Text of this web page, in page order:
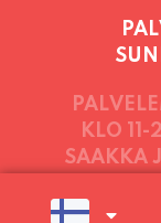
KLO
SAAKKA
SU)